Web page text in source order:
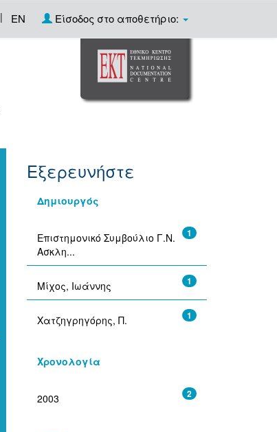
| EN Είσοδος στο αποθετήριο:
Εξερευνήστε
Δημιουργός
1
Επιστημονικό Συμβούλιο Γ.Ν.
Ασκλη...
1
Μίχος, Ιωάννης
1
Χατζηγρηγόρης, Π.
Χρονολογία
2
2003